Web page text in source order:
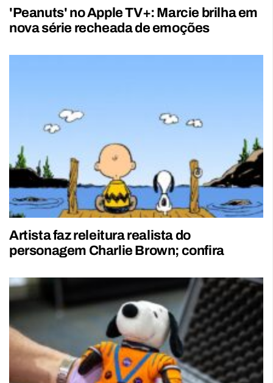
'Peanuts' no Apple TV+: Marcie brilha em
nova série recheada de emoções
Artista faz releitura realista do
personagem Charlie Brown; confira